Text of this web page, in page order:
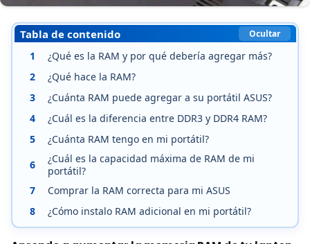
Tabla de contenido Ocultar
1
¿Qué es la RAM y por qué debería agregar más?
2
¿Qué hace la RAM?
3
¿Cuánta RAM puede agregar a su portátil ASUS?
4
¿Cuál es la diferencia entre DDR3 y DDR4 RAM?
5
¿Cuánta RAM tengo en mi portátil?
6
¿Cuál es la capacidad máxima de RAM de mi
portátil?
7
Comprar la RAM correcta para mi ASUS
8
¿Cómo instalo RAM adicional en mi portátil?